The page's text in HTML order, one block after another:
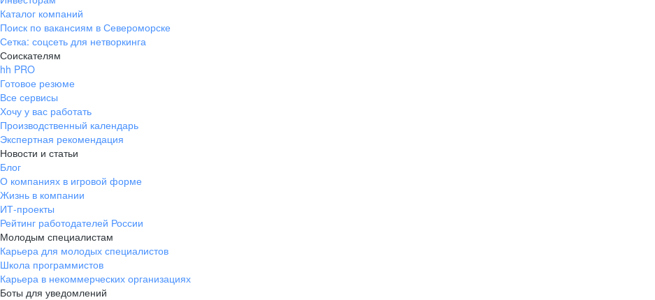
Каталог компаний
Поиск по вакансиям в Североморске
Сетка: соцсеть для нетворкинга
Соискателям
hh PRO
Готовое резюме
Все сервисы
Хочу у вас работать
Производственный календарь
Экспертная рекомендация
Новости и статьи
Блог
О компаниях в игровой форме
Жизнь в компании
ИТ-проекты
Рейтинг работодателей России
Молодым специалистам
Карьера для молодых специалистов
Школа программистов
Карьера в некоммерческих организациях
Боты для уведомлений